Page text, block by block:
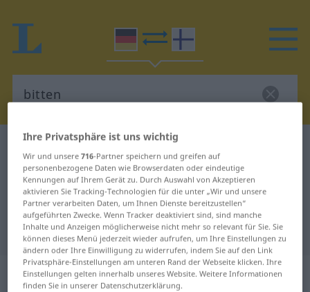
Deutsch-Finnisch Wörterbuch
Deutsch-Finnisch Übersetzung für
"bitten"
"bitten" Finnisch Übersetzung
„bitten“
Ihre Privatsphäre ist uns wichtig
Wir und unsere716-Partner speichern und greifen auf
personenbezogene Daten wie Browserdaten oder eindeutige
Kennungen auf Ihrem Gerät zu. Durch Auswahl von Akzeptieren
aktivieren Sie Tracking-Technologien für die unter „Wir und unsere
Partner verarbeiten Daten, um Ihnen Dienste bereitzustellen“
aufgeführten Zwecke. Wenn Tracker deaktiviert sind, sind manche
Inhalte und Anzeigen möglicherweise nicht mehr so relevant für Sie. Sie
können dieses Menü jederzeit wieder aufrufen, um Ihre Einstellungen zu
ändern oder Ihre Einwilligung zu widerrufen, indem Sie auf den Link
Privatsphäre-Einstellungen am unteren Rand der Webseite klicken. Ihre
Einstellungen gelten innerhalb unseres Website. Weitere Informationen
finden Sie in unserer Datenschutzerklärung.